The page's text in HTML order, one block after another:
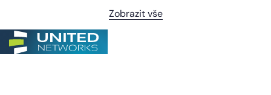
Zobrazit vše